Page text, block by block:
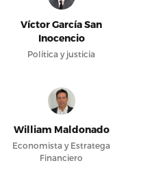
Víctor García San
Inocencio
Política y justicia
William Maldonado
Economista y Estratega
Financiero